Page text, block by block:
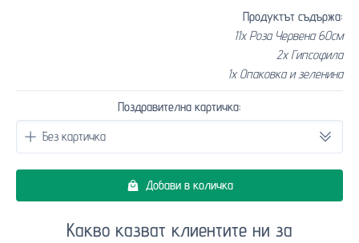
Продуктът съдържа:
11x Роза Червена 60см
2x Гипсофила
1x Опаковка и зеленина
Поздравителна картичка:
Добави в количка
Какво казват клиентите ни за